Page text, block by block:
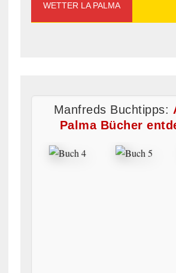
WETTER LA PALMA
Manfreds Buchtipps:
Palma Bücher